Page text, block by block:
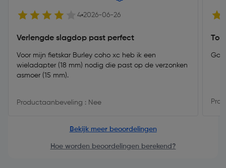
4 2026-06-26
Verlengde slagdop past perfect
Voor mijn fietskar Burley coho xc heb ik een
wieladapter (18 mm) nodig die past op de verzonken
asmoer (15 mm).
Productaanbeveling : Nee
Bekijk meer beoordelingen
Hoe worden beoordelingen berekend?